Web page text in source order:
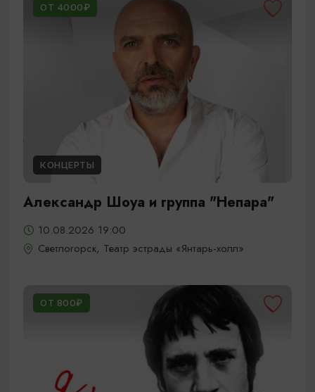
ОТ 4000₽
КОНЦЕРТЫ
Александр Шоуа и группа "Непара"
10.08.2026 19:00
Светлогорск, Театр эстрады «Янтарь-холл»
ОТ 800₽